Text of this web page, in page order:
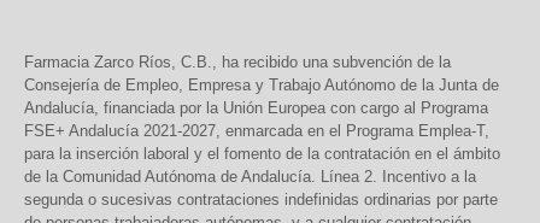
Farmacia Zarco Ríos, C.B., ha recibido una subvención de la
Consejería de Empleo, Empresa y Trabajo Autónomo de la Junta de
Andalucía, financiada por la Unión Europea con cargo al Programa
FSE+ Andalucía 2021-2027, enmarcada en el Programa Emplea-T,
para la inserción laboral y el fomento de la contratación en el ámbito
de la Comunidad Autónoma de Andalucía. Línea 2. Incentivo a la
segunda o sucesivas contrataciones indefinidas ordinarias por parte